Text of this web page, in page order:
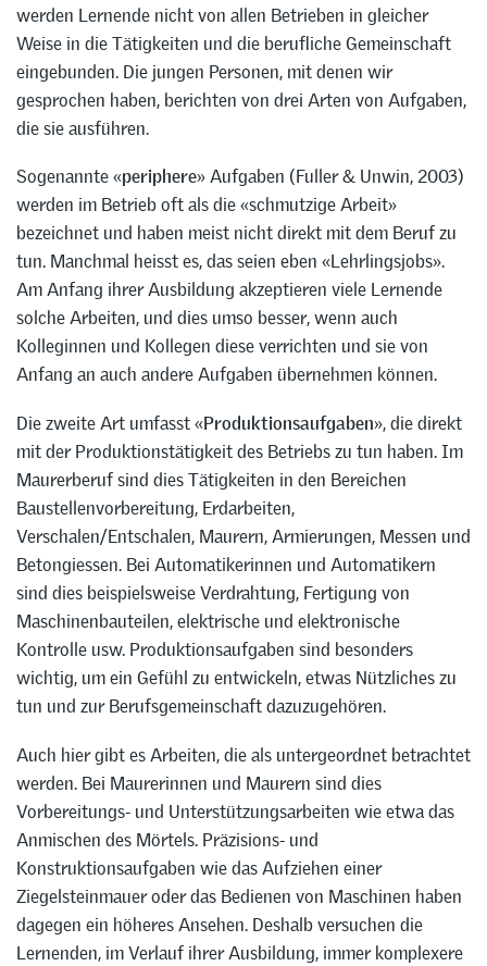
werden Lernende nicht von allen Betrieben in gleicher
Weise in die Tätigkeiten und die berufliche Gemeinschaft
eingebunden. Die jungen Personen, mit denen wir
gesprochen haben, berichten von drei Arten von Aufgaben,
die sie ausführen.
Sogenannte «periphere» Aufgaben (Fuller & Unwin, 2003)
werden im Betrieb oft als die «schmutzige Arbeit»
bezeichnet und haben meist nicht direkt mit dem Beruf zu
tun. Manchmal heisst es, das seien eben «Lehrlingsjobs».
Am Anfang ihrer Ausbildung akzeptieren viele Lernende
solche Arbeiten, und dies umso besser, wenn auch
Kolleginnen und Kollegen diese verrichten und sie von
Anfang an auch andere Aufgaben übernehmen können.
Die zweite Art umfasst «Produktionsaufgaben», die direkt
mit der Produktionstätigkeit des Betriebs zu tun haben. Im
Maurerberuf sind dies Tätigkeiten in den Bereichen
Baustellenvorbereitung, Erdarbeiten,
Verschalen/Entschalen, Maurern, Armierungen, Messen und
Betongiessen. Bei Automatikerinnen und Automatikern
sind dies beispielsweise Verdrahtung, Fertigung von
Maschinenbauteilen, elektrische und elektronische
Kontrolle usw. Produktionsaufgaben sind besonders
wichtig, um ein Gefühl zu entwickeln, etwas Nützliches zu
tun und zur Berufsgemeinschaft dazuzugehören.
Auch hier gibt es Arbeiten, die als untergeordnet betrachtet
werden. Bei Maurerinnen und Maurern sind dies
Vorbereitungs- und Unterstützungsarbeiten wie etwa das
Anmischen des Mörtels. Präzisions- und
Konstruktionsaufgaben wie das Aufziehen einer
Ziegelsteinmauer oder das Bedienen von Maschinen haben
dagegen ein höheres Ansehen. Deshalb versuchen die
Lernenden, im Verlauf ihrer Ausbildung, immer komplexere